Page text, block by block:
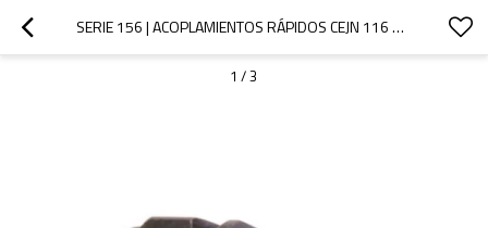
SERIE 156 | ACOPLAMIENTOS RÁPIDOS CEJN 116 PARA APLICACIONES DE ULTRAALTA PRESIÓN - 150 MPA (ACERO)
1 /3